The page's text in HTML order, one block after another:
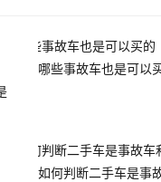
哪些事故车也是可以
如何判断二手车是事